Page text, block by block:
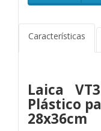
Características
Laica
Plástico
28x36cm